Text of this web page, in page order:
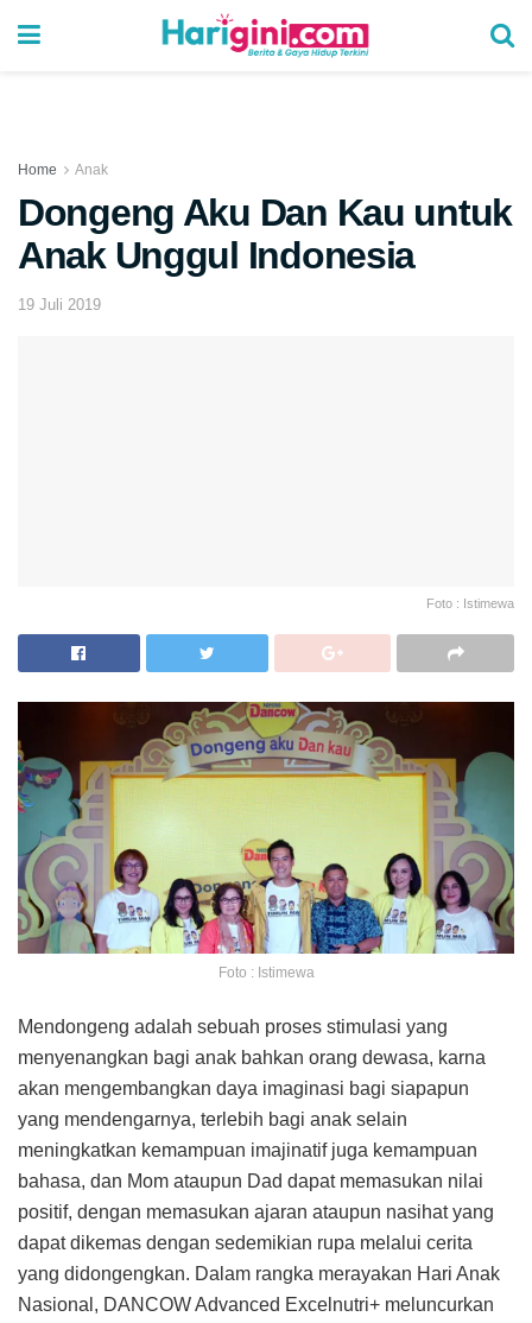
Home Anak
Dongeng Aku Dan Kau untuk
Anak Unggul Indonesia
19 Juli 2019
Foto : Istimewa
Foto : Istimewa
Mendongeng adalah sebuah proses stimulasi yang
menyenangkan bagi anak bahkan orang dewasa, karna
akan mengembangkan daya imaginasi bagi siapapun
yang mendengarnya, terlebih bagi anak selain
meningkatkan kemampuan imajinatif juga kemampuan
bahasa, dan Mom ataupun Dad dapat memasukan nilai
positif, dengan memasukan ajaran ataupun nasihat yang
dapat dikemas dengan sedemikian rupa melalui cerita
yang didongengkan. Dalam rangka merayakan Hari Anak
Nasional, DANCOW Advanced Excelnutri+ meluncurkan